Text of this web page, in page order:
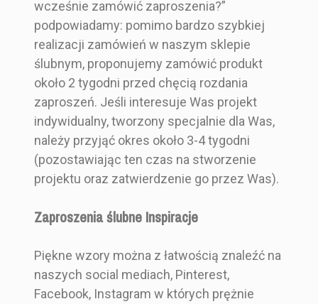
wcześnie zamówić zaproszenia?”
podpowiadamy: pomimo bardzo szybkiej
realizacji zamówień w naszym sklepie
ślubnym, proponujemy zamówić produkt
około 2 tygodni przed chęcią rozdania
zaproszeń. Jeśli interesuje Was projekt
indywidualny, tworzony specjalnie dla Was,
należy przyjąć okres około 3-4 tygodni
(pozostawiając ten czas na stworzenie
projektu oraz zatwierdzenie go przez Was).
Zaproszenia ślubne Inspiracje
Piękne wzory można z łatwością znaleźć na
naszych social mediach, Pinterest,
Facebook, Instagram w których prężnie